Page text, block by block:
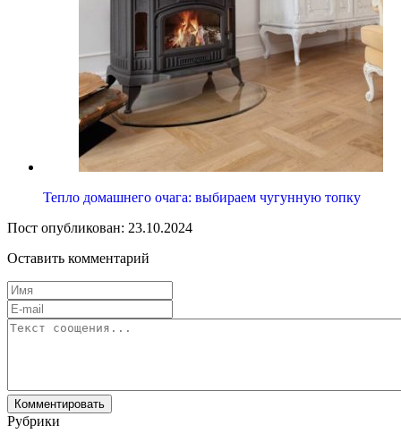
Тепло домашнего очага: выбираем чугунную топку
Пост опубликован: 23.10.2024
Оставить комментарий
Рубрики